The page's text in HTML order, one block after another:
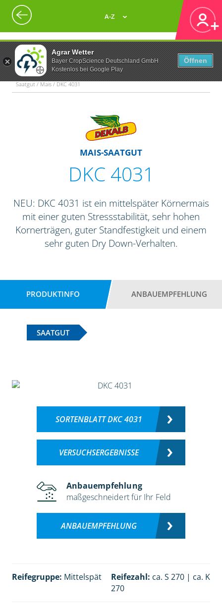
Agrar Wetter
Bayer CropScience Deutschland GmbH
Kostenlos bei Google Play
Öffnen
A-Z
Saatgut / Mais / DKC 4031
MAIS-SAATGUT
DKC 4031
NEU: DKC 4031 ist ein mittelspäter Körnermais
mit einer guten Stressstabilität, sehr hohen
Kornerträgen, guter Standfestigkeit und einem
sehr guten Dry Down-Verhalten.
PRODUKTINFO ANBAUEMPFEHLUNG
SAATGUT
SORTENBLATT DKC 4031
VERSUCHSERGEBNISSE
Anbauempfehlung
maßgeschneidert für Ihr Feld
ANBAUEMPFEHLUNG
Reifegruppe: Mittelspät Reifezahl: ca. S 270 | ca. K
270